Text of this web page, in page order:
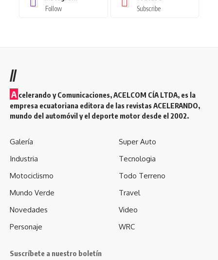
Follow Subscribe
//
A celerando y Comunicaciones, ACELCOM CÍA LTDA, es la
empresa ecuatoriana editora de las revistas ACELERANDO,
mundo del automóvil y el deporte motor desde el 2002.
Galería
Industria
Motociclismo
Mundo Verde
Novedades
Personaje
Super Auto
Tecnologia
Todo Terreno
Travel
Video
WRC
Suscríbete a nuestro boletín